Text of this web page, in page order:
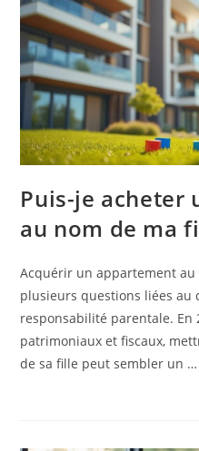
Puis-je acheter
au nom de ma
Acquérir un appartement au
plusieurs questions liées
responsabilité parentale. En
patrimoniaux et fiscaux,
de sa fille peut sembler un …